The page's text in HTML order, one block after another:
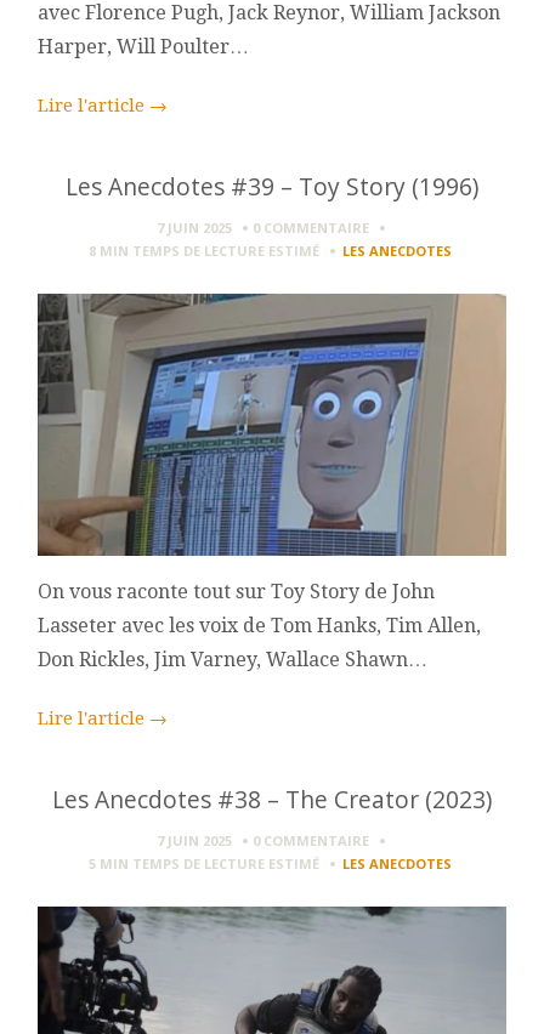
avec Florence Pugh, Jack Reynor, William Jackson
Harper, Will Poulter…
Lire l'article →
Les Anecdotes #39 – Toy Story (1996)
7 JUIN 2025
0 COMMENTAIRE
8 MIN TEMPS DE LECTURE ESTIMÉ LES ANECDOTES
On vous raconte tout sur Toy Story de John
Lasseter avec les voix de Tom Hanks, Tim Allen,
Don Rickles, Jim Varney, Wallace Shawn…
Lire l'article →
Les Anecdotes #38 – The Creator (2023)
7 JUIN 2025
0 COMMENTAIRE
5 MIN TEMPS DE LECTURE ESTIMÉ LES ANECDOTES